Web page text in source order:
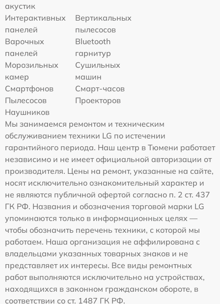
акустик
Интерактивных
панелей
Вертикальных
пылесосов
Варочных
панелей
Bluetooth
гарнитур
Морозильных
камер
Сушильных
машин
Смартфонов
Смарт-часов
Пылесосов
Проекторов
Наушников
Мы занимаемся ремонтом и техническим
обслуживанием техники LG по истечении
гарантийного периода. Наш центр в Тюмени работает
независимо и не имеет официальной авторизации от
производителя. Цены на ремонт, указанные на сайте,
носят исключительно ознакомительный характер и
не являются публичной офертой согласно п. 2 ст. 437
ГК РФ. Названия и обозначения торговой марки LG
упоминаются только в информационных целях —
чтобы обозначить перечень техники, с которой мы
работаем. Наша организация не аффилирована с
владельцами указанных товарных знаков и не
представляет их интересы. Все виды ремонтных
работ выполняются исключительно на устройствах,
находящихся в законном гражданском обороте, в
соответствии со ст. 1487 ГК РФ.